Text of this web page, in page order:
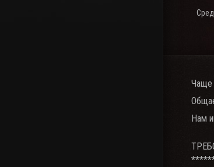
Чаще
Нам
****